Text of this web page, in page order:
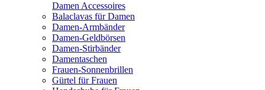
Damen Accessoires
Balaclavas für Damen
Damen-Armbänder
Damen-Geldbörsen
Damen-Stirbänder
Damentaschen
Frauen-Sonnenbrillen
Gürtel für Frauen